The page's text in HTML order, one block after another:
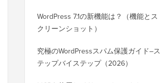
WordPress 7.1の新機能は？（機能とス
クリーンショット）
究極のWordPressスパム保護ガイド–ス
テップバイステップ（2026）